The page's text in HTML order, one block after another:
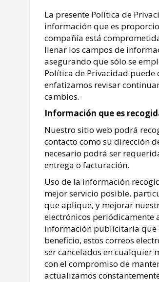
Emprendimientos
Recomendaciones
Remedios Caseros
La presente Política de
información que es
compañía está
llenar los campos de
asegurando que sólo se
Política de Privacidad
enfatizamos revisar
cambios.
Información que es
Nuestro sitio web podrá
contacto como su dirección
necesario podrá ser
entrega o facturación.
Uso de la información
mejor servicio posible,
que aplique, y mejorar
electrónicos periódicamente
información publicitaria que
beneficio, estos correos
ser cancelados en cualquier
con el compromiso de
actualizamos